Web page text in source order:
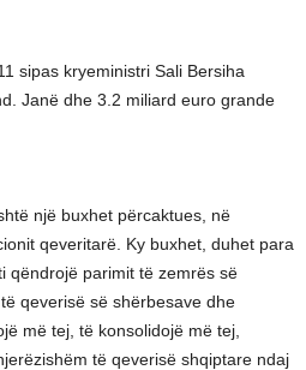
sipas kryeministri Sali Bersiha
Janë dhe 3.2 miliard euro grande
një buxhet përcaktues, në
qeveritarë. Ky buxhet, duhet para
qëndrojë parimit të zemrës së
qeverisë së shërbesave dhe
më tej, të konsolidojë më tej,
të qeverisë shqiptare ndaj